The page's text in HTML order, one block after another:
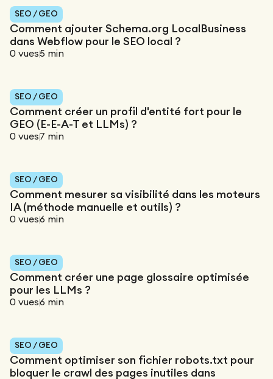
SEO / GEO
Comment ajouter Schema.org LocalBusiness
dans Webflow pour le SEO local ?
0 vues5 min
SEO / GEO
Comment créer un profil d'entité fort pour le
GEO (E-E-A-T et LLMs) ?
0 vues7 min
SEO / GEO
Comment mesurer sa visibilité dans les moteurs
IA (méthode manuelle et outils) ?
0 vues6 min
SEO / GEO
Comment créer une page glossaire optimisée
pour les LLMs ?
0 vues6 min
SEO / GEO
Comment optimiser son fichier robots.txt pour
bloquer le crawl des pages inutiles dans